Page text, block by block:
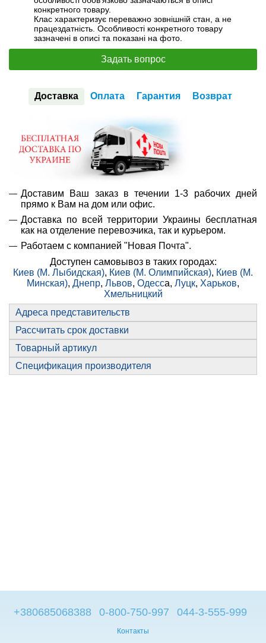
конкретного товару.
Клас характеризує переважно зовнішній стан, а не
працездатність. Особливості конкретного товару
зазначені в описі та показані на фото.
Задать вопрос
Доставка Оплата Гарантия Возврат
Доставим Ваш заказ в течении 1-3 рабочих дней
прямо к Вам на дом или офис.
Доставка по всей территории Украины бесплатная
как на отделение перевозчика, так и курьером.
Работаем с компанией "Новая Почта".
Доступен самовывоз в таких городах:
Киев (М. Лыбидская), Киев (М. Олимпийская), Киев (М.
Минская), Днепр, Львов, Одесса, Луцк, Харьков,
Хмельницкий
Адреса представительств
Рассчитать срок доставки
Товарный артикул
Спецификация производителя
+380685068388 0-800-750-997 044-3-555-999
Контакты